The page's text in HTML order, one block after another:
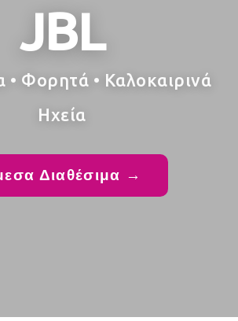
JBL
• Φορητά • Καλοκαιρινά
Ηχεία
Διαθέσιμα →